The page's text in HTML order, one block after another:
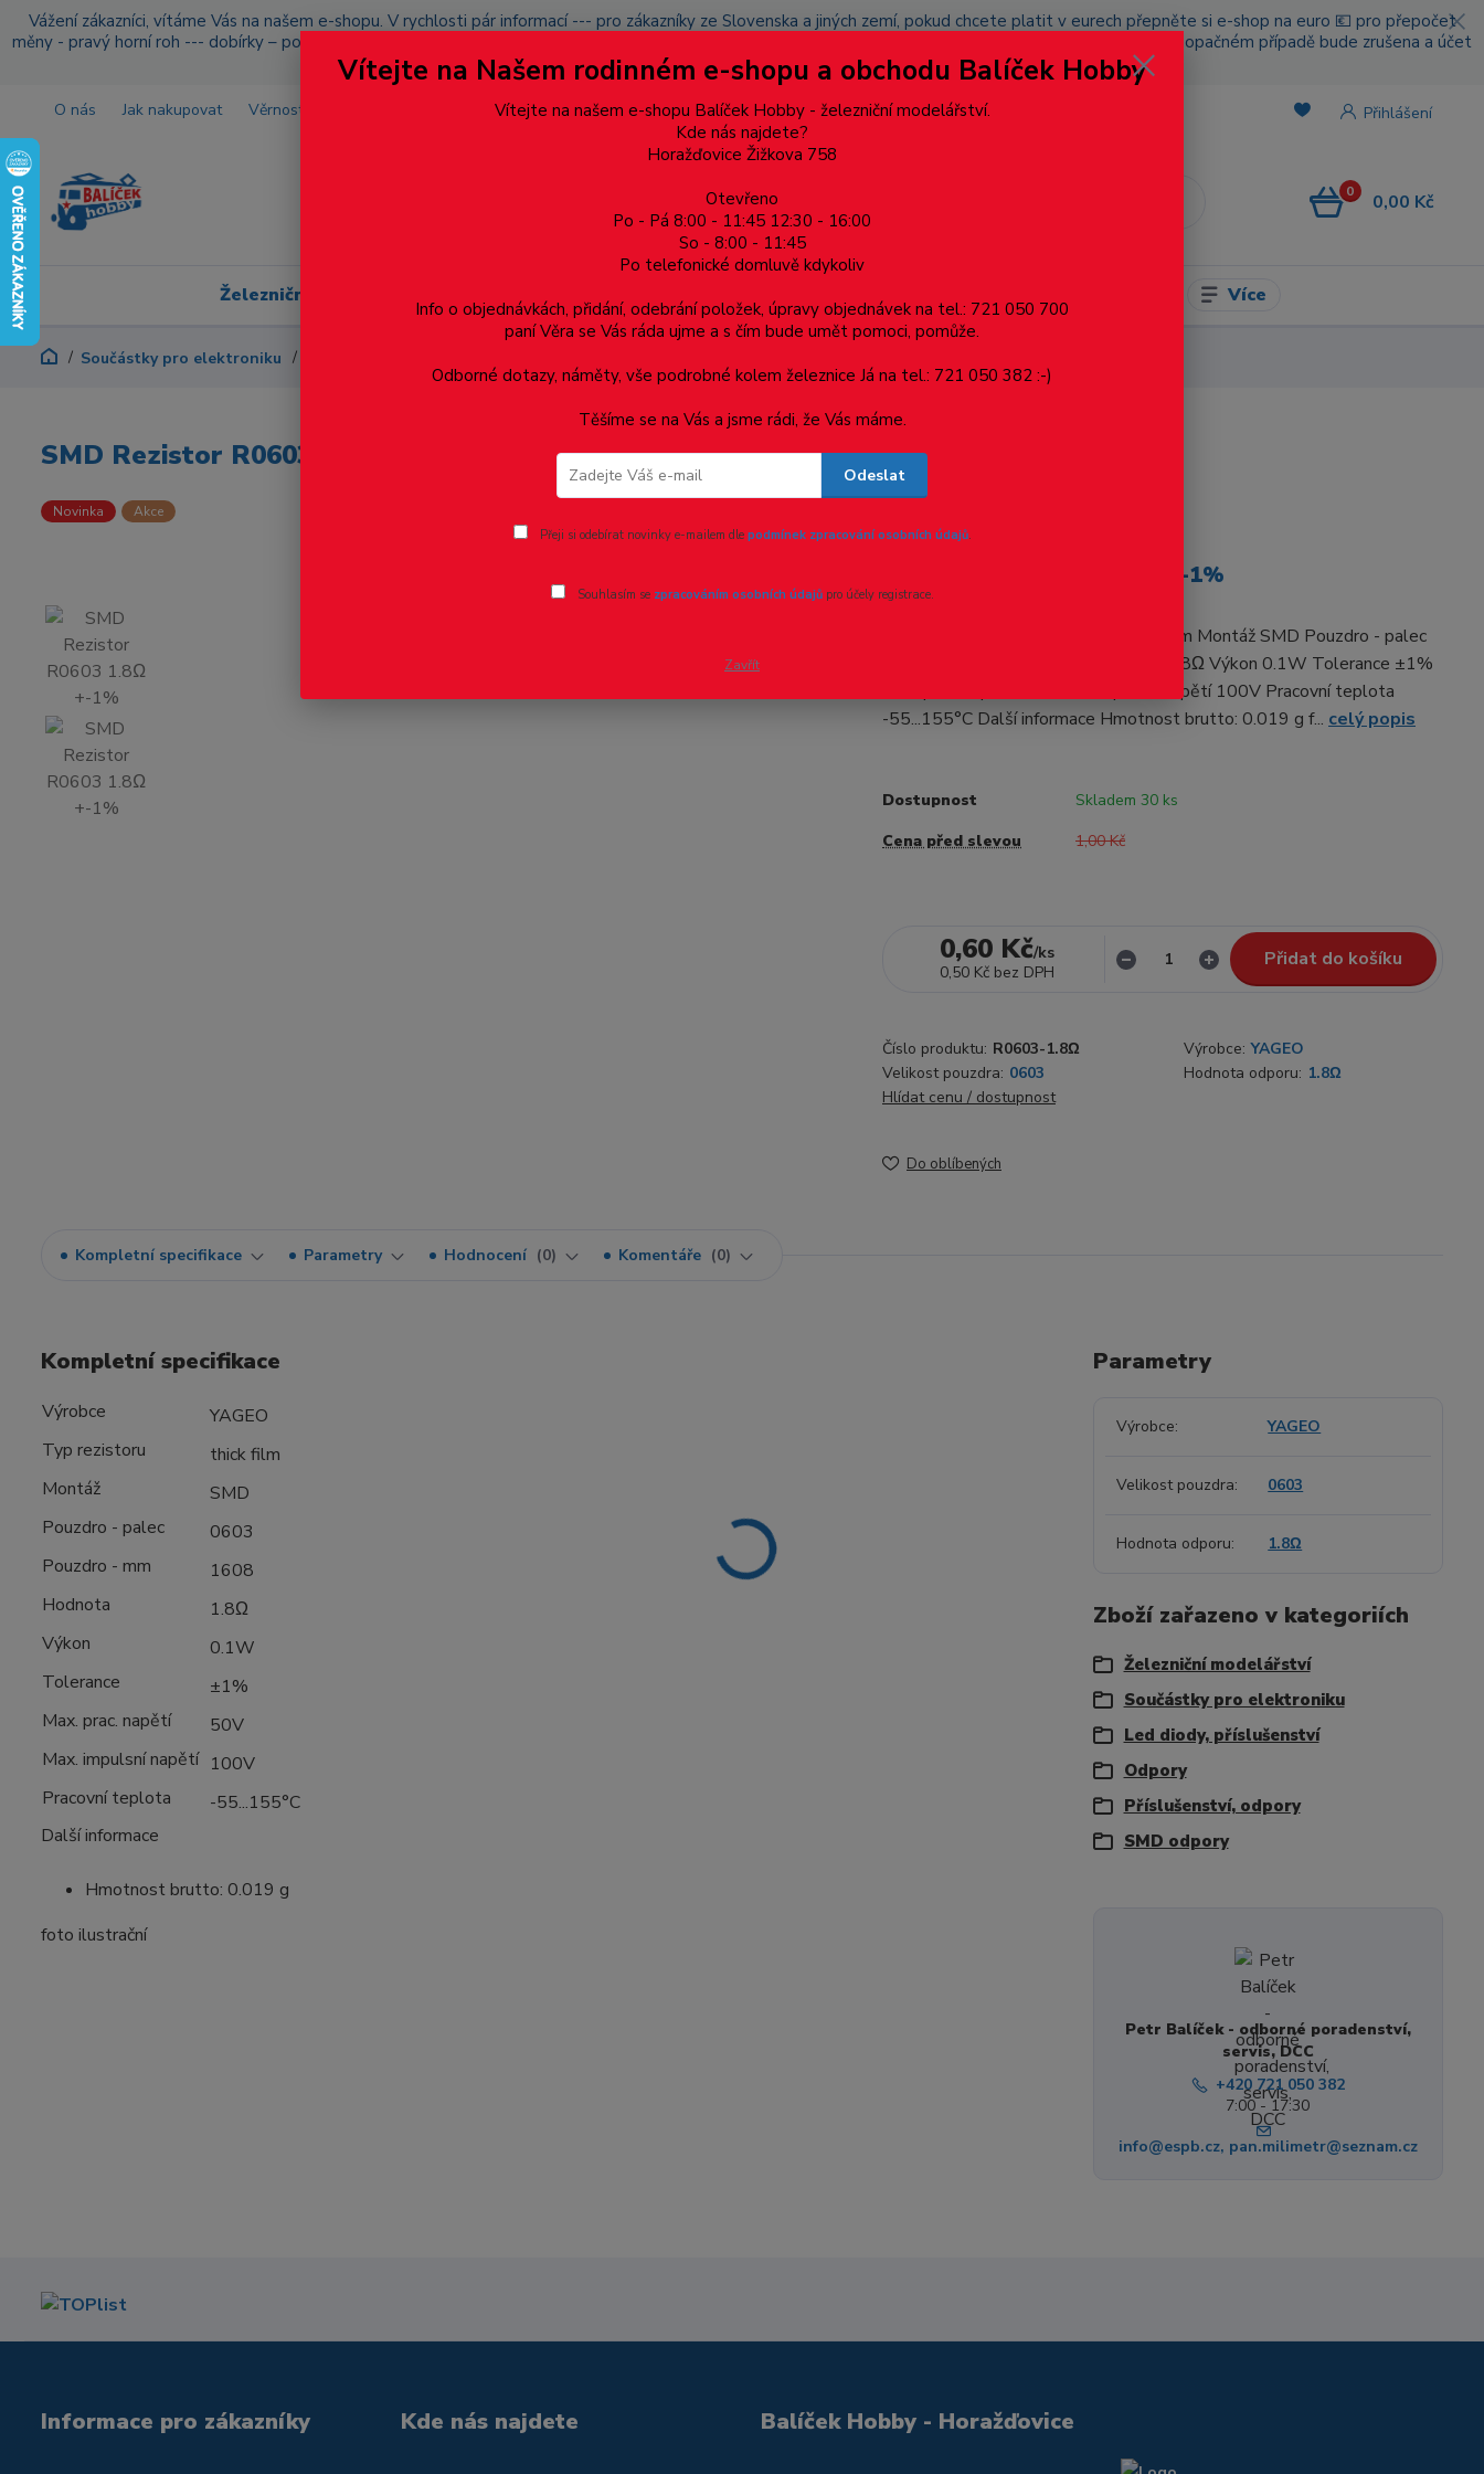
Vážení zákazníci, vítáme Vás na našem e-shopu. V rychlosti pár informací --- pro zákazníky ze Slovenska a jiných zemí, pokud chcete platit v eurech přepněte si e-shop na euro 💶 pro přepočet
měny - pravý horní roh --- dobírky – pokud si z nějakého důvodu zásilku nevyzvednete, bude po domluvě zaslána znovu s opětovnou platbou za poštovné, v opačném případě bude zrušena a účet
přidán na blacklist a rušeny následující objednávky.
O nás Jak nakupovat Věrnostní program Doprava a platba Více Přihlášení
0 0,00 Kč
Železniční modelářství Dárkové poukazy, upomínkové předměty Více
Součástky pro elektroniku
SMD Rezistor R0603 1.8Ω +-1%
Novinka Akce
- 40 %
SMD Rezistor R0603 1.8Ω +-1%
Výrobce YAGEO Typ rezistoru thick film Montáž SMD Pouzdro - palec
0603 Pouzdro - mm 1608 Hodnota 1.8Ω Výkon 0.1W Tolerance ±1%
Max. prac. napětí 50V Max. impulsní napětí 100V Pracovní teplota
-55...155°C Další informace Hmotnost brutto: 0.019 g f... celý popis
Dostupnost
Skladem 30 ks
Cena před slevou
1,00 Kč
0,60 Kč/ks
0,50 Kč bez DPH
Přidat do košíku
Číslo produktu: R0603-1.8Ω Výrobce: YAGEO
Velikost pouzdra: 0603 Hodnota odporu: 1.8Ω
Hlídat cenu / dostupnost
Do oblíbených
Kompletní specifikace Parametry Hodnocení 0 Komentáře 0
Kompletní specifikace
Výrobce
YAGEO
Typ rezistoru
thick film
Montáž
SMD
Pouzdro - palec
0603
Pouzdro - mm
1608
Hodnota
1.8Ω
Výkon
0.1W
Tolerance
±1%
Max. prac. napětí
50V
Max. impulsní napětí 100V
Pracovní teplota
-55...155°C
Další informace
Hmotnost brutto: 0.019 g
foto ilustrační
Parametry
Výrobce YAGEO
Velikost pouzdra 0603
Hodnota odporu 1.8Ω
Zboží zařazeno v kategoriích
Železniční modelářství
Součástky pro elektroniku
Led diody, příslušenství
Odpory
Příslušenství, odpory
SMD odpory
Petr Balíček - odborné poradenství,
servis, DCC
+420 721 050 382
7:00 - 17:30
info@espb.cz, pan.milimetr@seznam.cz
Informace pro zákazníky Kde nás najdete Balíček Hobby - Horažďovice
Vítejte na Našem rodinném e-shopu a obchodu Balíček Hobby
Vítejte na našem e-shopu Balíček Hobby - železniční modelářství.
Kde nás najdete?
Horažďovice Žižkova 758
Otevřeno
Po - Pá 8:00 - 11:45 12:30 - 16:00
So - 8:00 - 11:45
Po telefonické domluvě kdykoliv
Info o objednávkách, přidání, odebrání položek, úpravy objednávek na tel.: 721 050 700
paní Věra se Vás ráda ujme a s čím bude umět pomoci, pomůže.
Odborné dotazy, náměty, vše podrobné kolem železnice Já na tel.: 721 050 382 :-)
Těšíme se na Vás a jsme rádi, že Vás máme.
Odeslat
Přeji si odebírat novinky e-mailem dle podmínek zpracování osobních údajů.
Souhlasím se zpracováním osobních údajůpro účely registrace.
Zavřít